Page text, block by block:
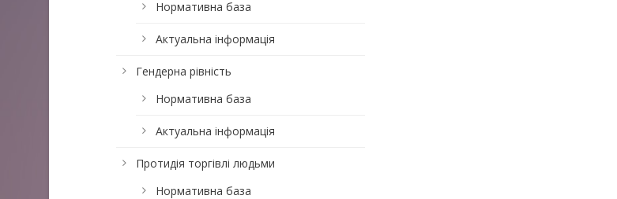
Нормативна база
Актуальна інформація
Гендерна рівність
Нормативна база
Актуальна інформація
Протидія торгівлі людьми
Нормативна база